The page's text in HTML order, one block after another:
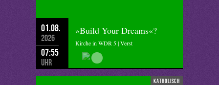
01.08.
2026
07:55
Uhr
»Build Your Dreams«?
Kirche in WDR 5 | Verst
katholisch